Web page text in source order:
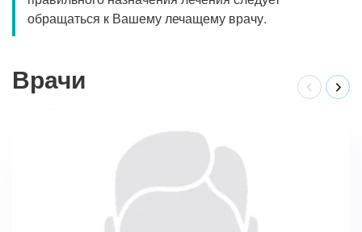
обращаться к Вашему лечащему врачу.
Врачи